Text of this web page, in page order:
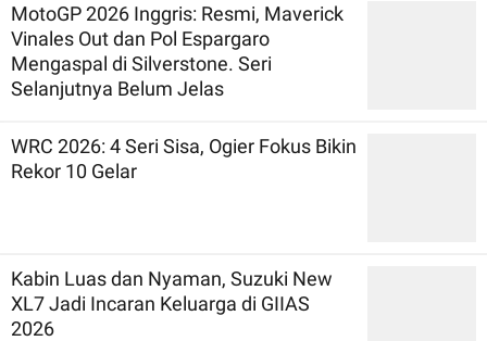
MotoGP 2026 Inggris: Resmi, Maverick
Vinales Out dan Pol Espargaro
Mengaspal di Silverstone. Seri
Selanjutnya Belum Jelas
WRC 2026: 4 Seri Sisa, Ogier Fokus Bikin
Rekor 10 Gelar
Kabin Luas dan Nyaman, Suzuki New
XL7 Jadi Incaran Keluarga di GIIAS
2026